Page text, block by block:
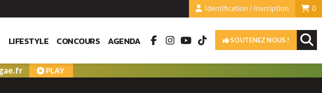
0
Identification / Inscription
LIFESTYLE CONCOURS AGENDA SOUTENEZ NOUS !
PLAY